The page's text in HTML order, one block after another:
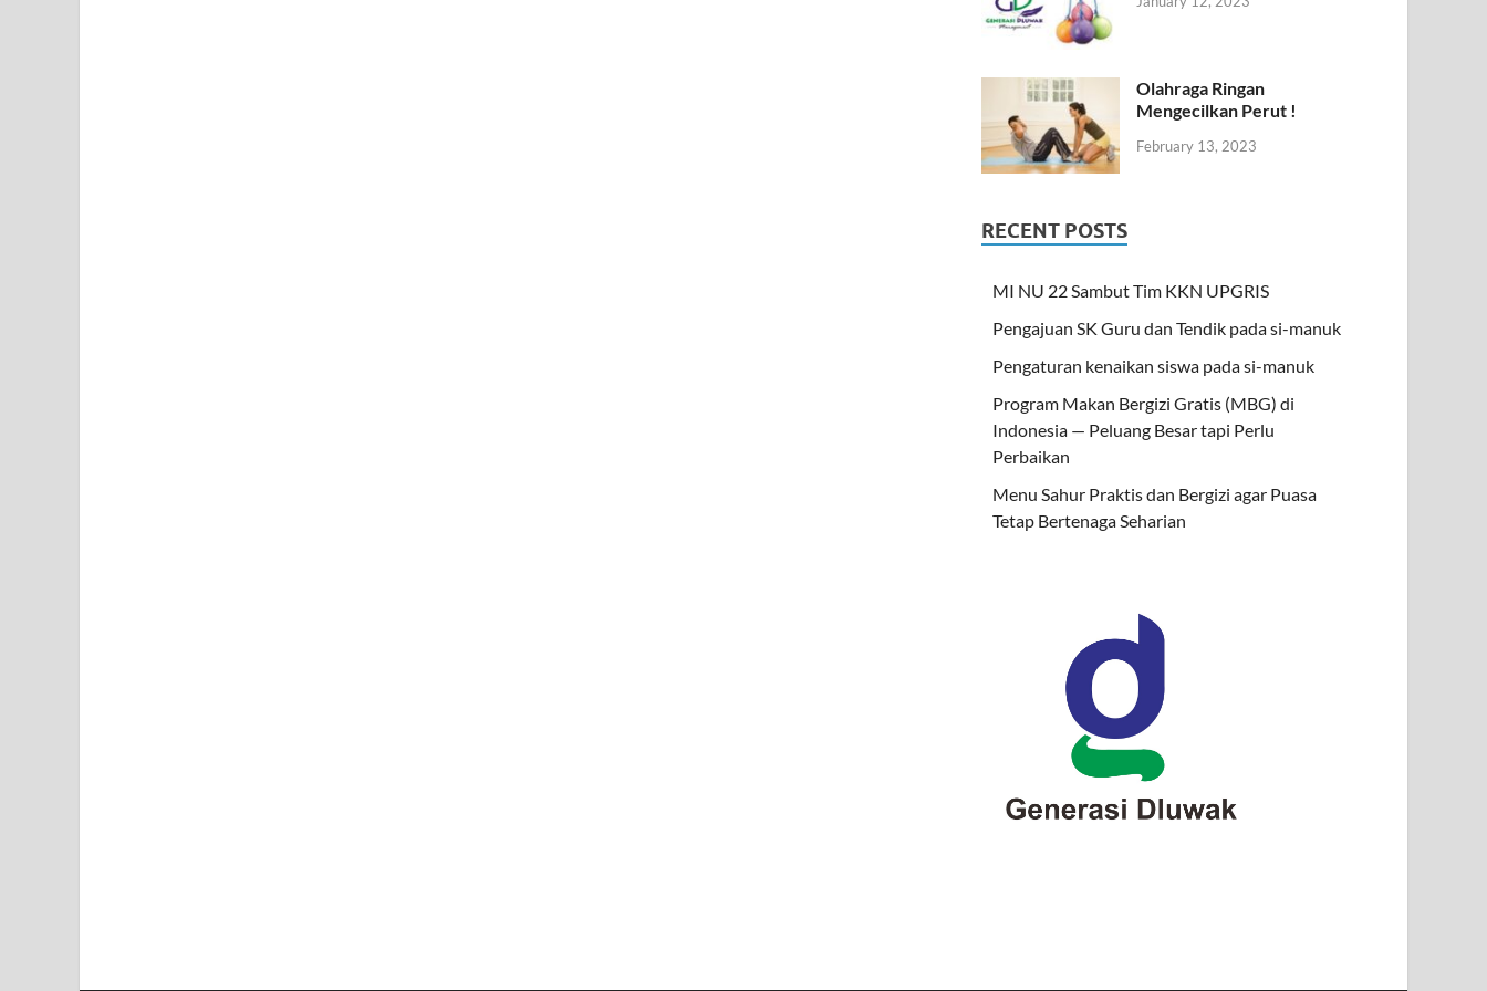
Olahraga Ringan
Mengecilkan Perut !
February 13, 2023
RECENT POSTS
MI NU 22 Sambut Tim KKN UPGRIS
Pengajuan SK Guru dan Tendik pada si-manuk
Pengaturan kenaikan siswa pada si-manuk
Program Makan Bergizi Gratis (MBG) di
Indonesia — Peluang Besar tapi Perlu
Perbaikan
Menu Sahur Praktis dan Bergizi agar Puasa
Tetap Bertenaga Seharian